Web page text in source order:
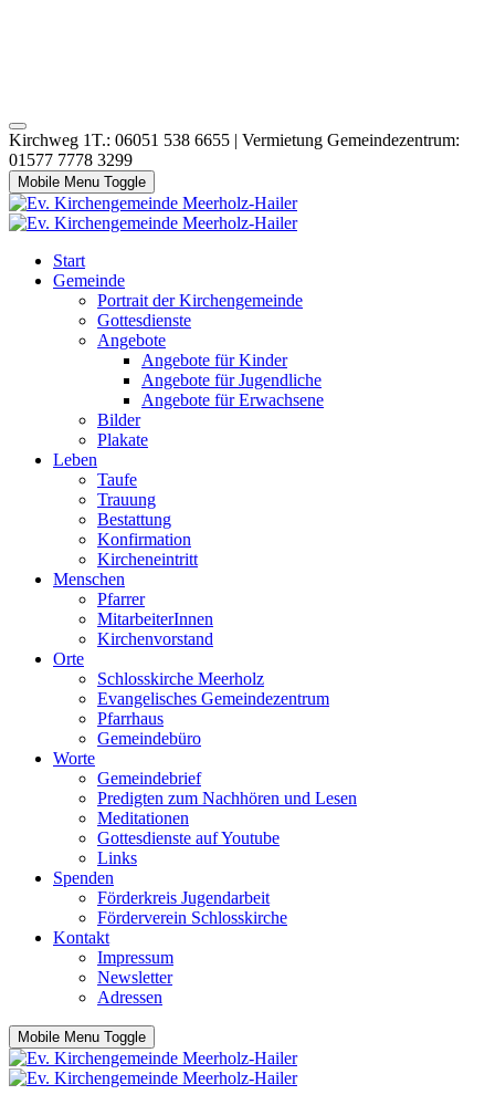
Kirchweg 1T.: 06051 538 6655 | Vermietung Gemeindezentrum:
01577 7778 3299
Mobile Menu Toggle
Start
Gemeinde
Portrait der Kirchengemeinde
Gottesdienste
Angebote
Angebote für Kinder
Angebote für Jugendliche
Angebote für Erwachsene
Bilder
Plakate
Leben
Taufe
Trauung
Bestattung
Konfirmation
Kircheneintritt
Menschen
Pfarrer
MitarbeiterInnen
Kirchenvorstand
Orte
Schlosskirche Meerholz
Evangelisches Gemeindezentrum
Pfarrhaus
Gemeindebüro
Worte
Gemeindebrief
Predigten zum Nachhören und Lesen
Meditationen
Gottesdienste auf Youtube
Links
Spenden
Förderkreis Jugendarbeit
Förderverein Schlosskirche
Kontakt
Impressum
Newsletter
Adressen
Mobile Menu Toggle